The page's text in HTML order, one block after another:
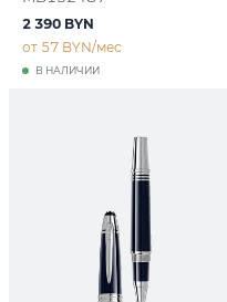
В НАЛИЧИИ
2 390 BYN
от 57 BYN/мес